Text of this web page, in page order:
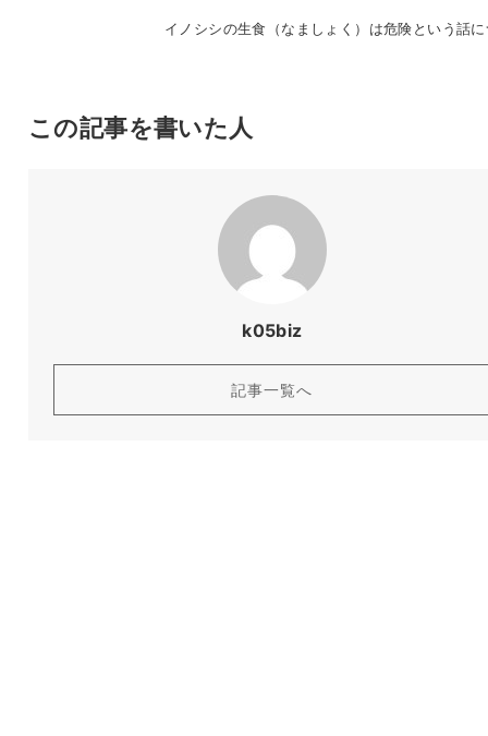
イノシシの生食（なましょく）は危険という話
この記事を書いた人
k05biz
記事一覧へ